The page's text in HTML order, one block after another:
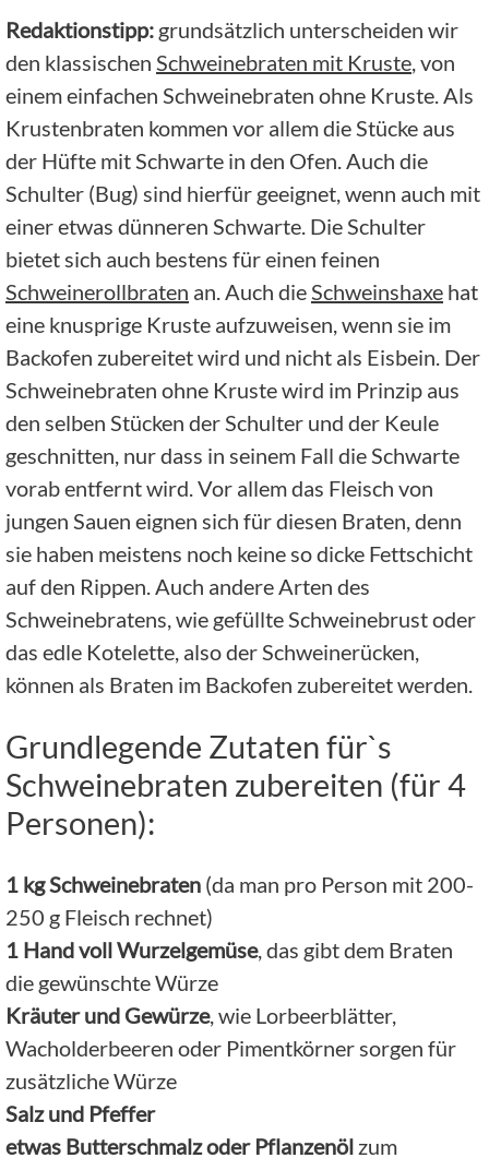
Redaktionstipp: grundsätzlich unterscheiden wir
den klassischen Schweinebraten mit Kruste , von
einem einfachen Schweinebraten ohne Kruste. Als
Krustenbraten kommen vor allem die Stücke aus
der Hüfte mit Schwarte in den Ofen. Auch die
Schulter (Bug) sind hierfür geeignet, wenn auch mit
einer etwas dünneren Schwarte. Die Schulter
bietet sich auch bestens für einen feinen
Schweinerollbraten an. Auch die Schweinshaxe hat
eine knusprige Kruste aufzuweisen, wenn sie im
Backofen zubereitet wird und nicht als Eisbein. Der
Schweinebraten ohne Kruste wird im Prinzip aus
den selben Stücken der Schulter und der Keule
geschnitten, nur dass in seinem Fall die Schwarte
vorab entfernt wird. Vor allem das Fleisch von
jungen Sauen eignen sich für diesen Braten, denn
sie haben meistens noch keine so dicke Fettschicht
auf den Rippen. Auch andere Arten des
Schweinebratens, wie gefüllte Schweinebrust oder
das edle Kotelette, also der Schweinerücken,
können als Braten im Backofen zubereitet werden.
Grundlegende Zutaten für`s
Schweinebraten zubereiten (für 4
Personen):
1 kg Schweinebraten (da man pro Person mit 200-
250 g Fleisch rechnet)
1 Hand voll Wurzelgemüse, das gibt dem Braten
die gewünschte Würze
Kräuter und Gewürze, wie Lorbeerblätter,
Wacholderbeeren oder Pimentkörner sorgen für
zusätzliche Würze
Salz und Pfeffer
etwas Butterschmalz oder Pflanzenöl zum